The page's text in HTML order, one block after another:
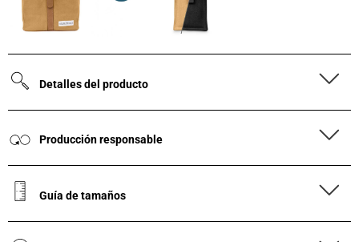
Detalles del producto
Producción responsable
Guía de tamaños